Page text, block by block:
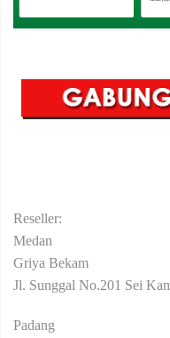
Reseller:
Medan
Griya Bekam
Jl. Sunggal No.201 Sei
Padang